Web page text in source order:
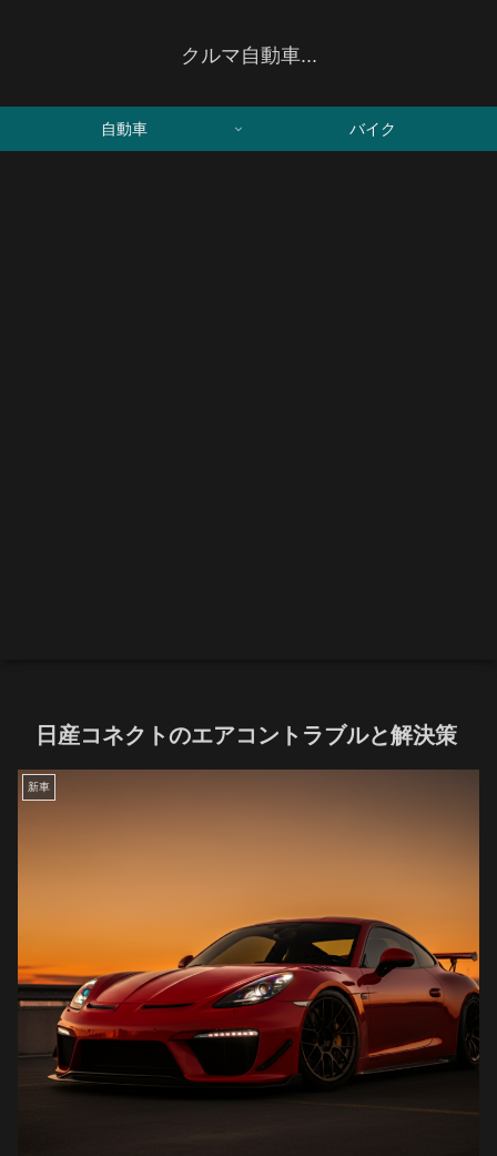
クルマ自動車...
自動車 バイク
日産コネクトのエアコントラブルと解決策
新車